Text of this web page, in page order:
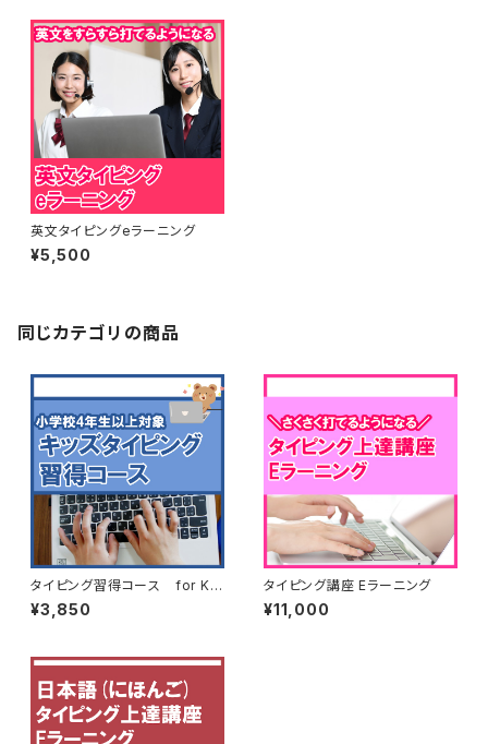
英文タイピングeラーニング
¥5,500
同じカテゴリの商品
タイピング習得コース for KI
DS
¥3,850
タイピング講座 Eラーニング
¥11,000